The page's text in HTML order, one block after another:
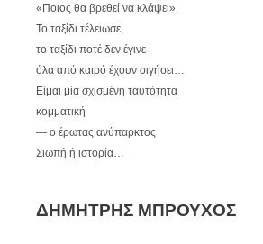
«Ποιος θα βρεθεί να κλάψει»
Το ταξίδι τέλειωσε,
το ταξίδι ποτέ δεν έγινε·
όλα από καιρό έχουν σιγήσει…
Είμαι μία σχισμένη ταυτότητα
κομματική
— ο έρωτας ανύπαρκτος
Σιωπή ή ιστορία…
ΔΗΜΗΤΡΗΣ ΜΠΡΟΥΧΟΣ